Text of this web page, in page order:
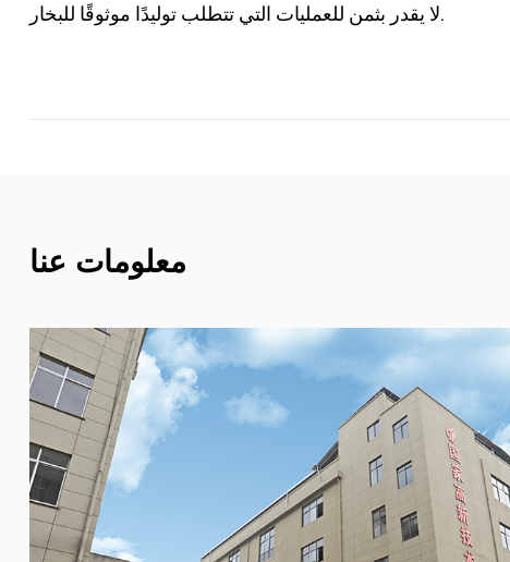
لا يقدر بثمن للعمليات التي تتطلب توليدًا موثوقًا للبخار.
معلومات عنا